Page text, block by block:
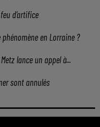
d’artifice
en Lorraine ?
lance un appel à...
sont annulés